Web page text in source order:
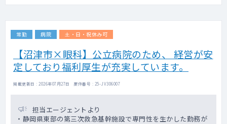
健診システム（タック）
常勤 病院 土・日・祝休み可
【沼津市×眼科】公立病院のため、 経営が安
定しており福利厚生が充実しています。
掲載更新日 : 2026年07月27日 案件番号 : 25-JV306007
担当エージェントより
・静岡県東部の第三次救急基幹施設で専門性を生かした勤務が